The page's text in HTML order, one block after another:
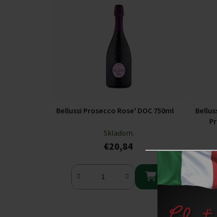
Bellussi Prosecco Rose' DOC 750ml
Skladom.
€20,84
